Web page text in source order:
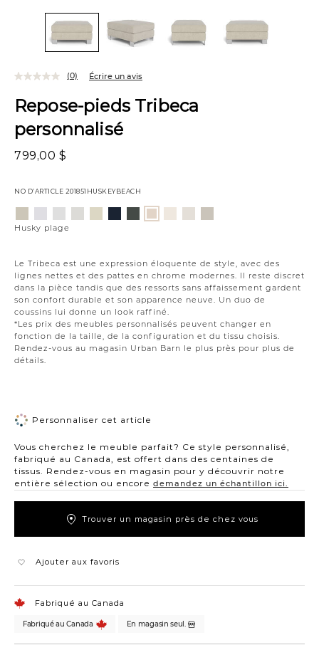
Repose-pieds Tribeca
personnalisé
799,00 $
NO D’ARTICLE 201851HUSKEYBEACH
Le Tribeca est une expression éloquente de style, avec des
lignes nettes et des pattes en chrome modernes. Il reste discret
dans la pièce tandis que des ressorts sans affaissement gardent
son confort durable et son apparence neuve. Un duo de
coussins lui donne un look raffiné.
*Les prix des meubles personnalisés peuvent changer en
fonction de la taille, de la configuration et du tissu choisis.
Rendez-vous au magasin Urban Barn le plus près pour plus de
détails.
(0) Écrire un avis
Variations
platineneigeargenture
charbon
étain
Husky plage
Personnaliser cet article
Vous cherchez le meuble parfait? Ce style personnalisé,
fabriqué au Canada, est offert dans des centaines de
tissus. Rendez-vous en magasin pour y découvrir notre
entière sélection ou encore demandez un échantillon ici.
Trouver un magasin près de chez vous
Ajouter aux favoris
Fabriqué au Canada
Fabriqué au Canada En magasin seul.